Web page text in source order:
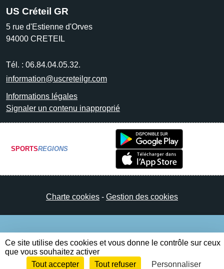
US Créteil GR
5 rue d'Estienne d'Orves
94000 CRETEIL
Tél. : 06.84.04.05.32.
information@uscreteilgr.com
Informations légales
Signaler un contenu inapproprié
SPORTSREGIONS
Charte cookies Gestion des cookies
Envie de participer ? Connexion
Ce site utilise des cookies et vous donne le contrôle sur ceux
que vous souhaitez activer
Tout accepter
Tout refuser Personnaliser